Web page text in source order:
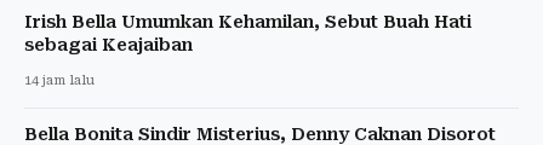
Irish Bella Umumkan Kehamilan, Sebut Buah Hati
sebagai Keajaiban
14 jam lalu
Bella Bonita Sindir Misterius, Denny Caknan Disorot